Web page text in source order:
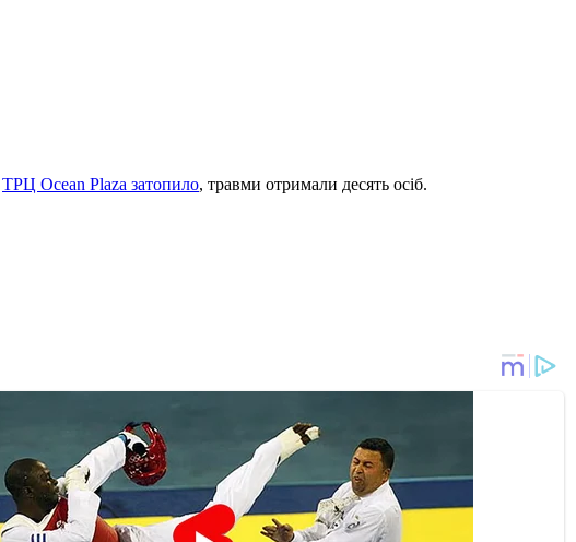
ТРЦ Ocean Plaza затопило, травми отримали десять осіб.